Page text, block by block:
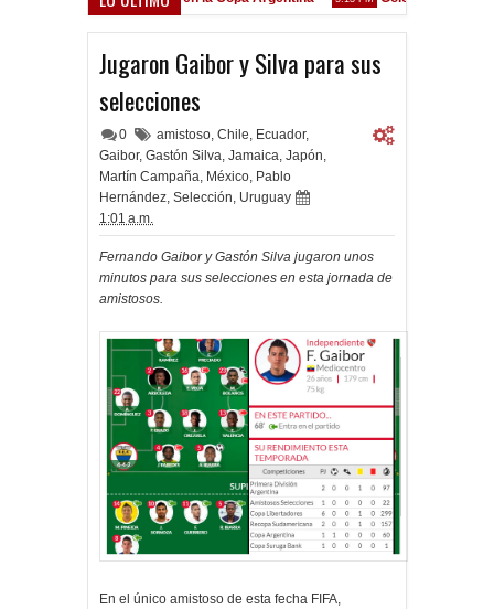
Jugaron Gaibor y Silva para sus
selecciones
0 amistoso, Chile, Ecuador,
Gaibor, Gastón Silva, Jamaica, Japón,
Martín Campaña, México, Pablo
Hernández, Selección, Uruguay
1:01 a.m.
Fernando Gaibor y Gastón Silva jugaron unos
minutos para sus selecciones en esta jornada de
amistosos.
En el único amistoso de esta fecha FIFA,